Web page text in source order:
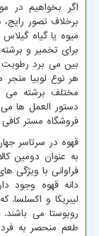
اگر بخواهیم در
برخلاف تصور رایج،
میوه یا گیاه
برای تخمیر و
بین می برد رطوبت
هر نوع لوبیا
مختلف برشته می
دستور العمل ها
فروشگاه مستر
قهوه در سرتاسر
به عنوان دومین
فراوانی با ویژگی
دانه قهوه وجود
لیبریکا و اکسلسا.
روبوستا می
طعم منحصر به